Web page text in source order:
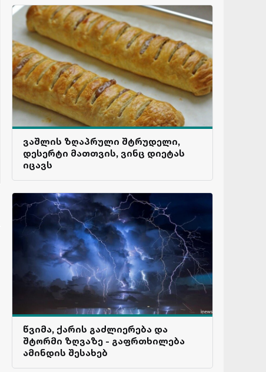
ვაშლის ზღაპრული შტრუდელი,
დესერტი მათთვის, ვინც დიეტას
იცავს
წვიმა, ქარის გაძლიერება და
შტორმი ზღვაზე - გაფრთხილება
ამინდის შესახებ